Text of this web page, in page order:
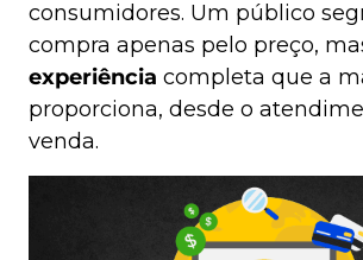
consumidores. Um público
compra apenas pelo preço,
experiência completa que a
proporciona, desde o
venda.